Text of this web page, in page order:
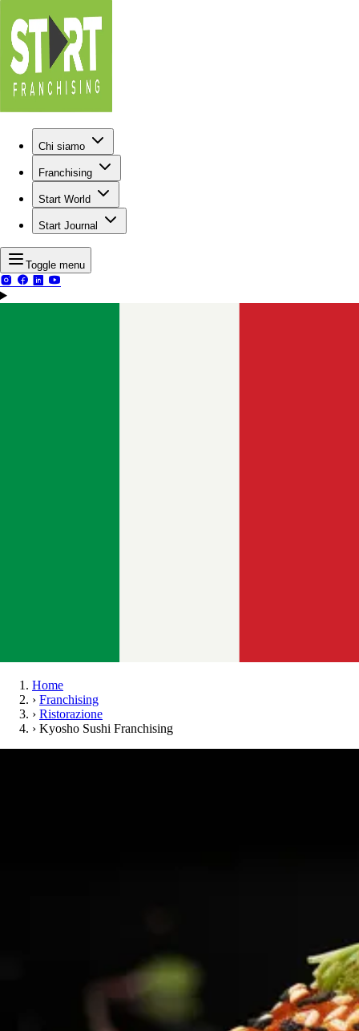
Chi siamo
Franchising
Start World
Start Journal
Toggle menu
Home
› Franchising
› Ristorazione
› Kyosho Sushi Franchising